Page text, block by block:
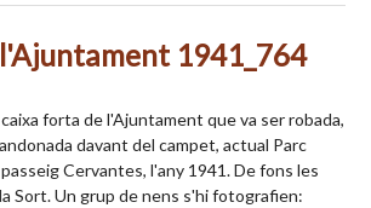
1941_764
caixa forta de l'Ajuntament que va ser robada,
davant del campet, actual Parc
Cervantes, l'any 1941. De fons les
Sort. Un grup de nens s'hi fotografien: